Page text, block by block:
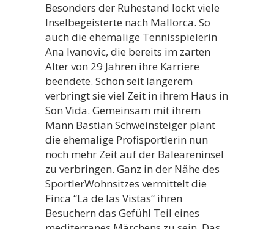
Besonders der Ruhestand lockt viele
Inselbegeisterte nach Mallorca. So
auch die ehemalige Tennisspielerin
Ana Ivanovic, die bereits im zarten
Alter von 29 Jahren ihre Karriere
beendete. Schon seit längerem
verbringt sie viel Zeit in ihrem Haus in
Son Vida. Gemeinsam mit ihrem
Mann Bastian Schweinsteiger plant
die ehemalige Profisportlerin nun
noch mehr Zeit auf der Baleareninsel
zu verbringen. Ganz in der Nähe des
SportlerWohnsitzes vermittelt die
Finca “La de las Vistas“ ihren
Besuchern das Gefühl Teil eines